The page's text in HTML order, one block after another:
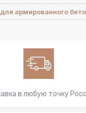
армированного
в любую точку